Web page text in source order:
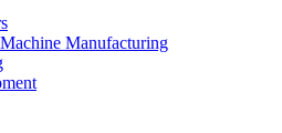
Manufacturing